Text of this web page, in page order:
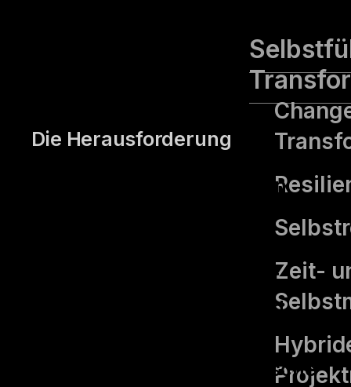
Zeit-
Die Heraus­forderung
Die KOSTAL-Gruppe ist ein
Familienunternehmen mit
Stammsitz in Lüdenscheid,
anspruchsvolle elektronische